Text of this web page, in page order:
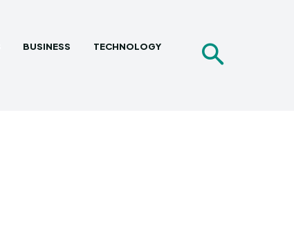
BUSINESS
TECHNOLOGY